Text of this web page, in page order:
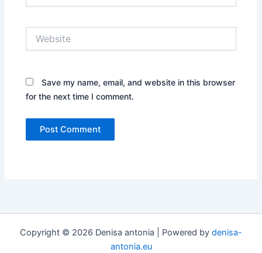
Save my name, email, and website in this browser
for the next time I comment.
Copyright © 2026 Denisa antonia | Powered by denisa-
antonia.eu